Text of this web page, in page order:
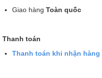
Giao hàng Toàn quốc
Thanh toán
Thanh toán khi nhận